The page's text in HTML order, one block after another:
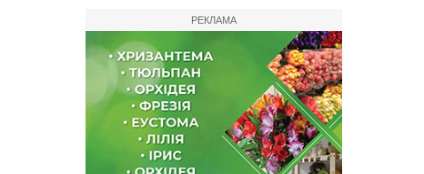
РЕКЛАМА